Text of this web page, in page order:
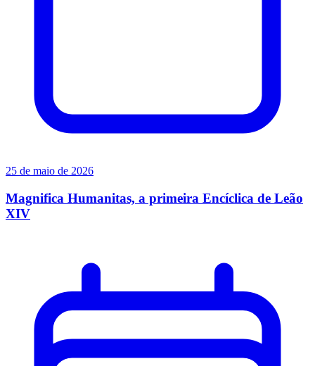
25 de maio de 2026
Magnifica Humanitas, a primeira Encíclica de Leão
XIV